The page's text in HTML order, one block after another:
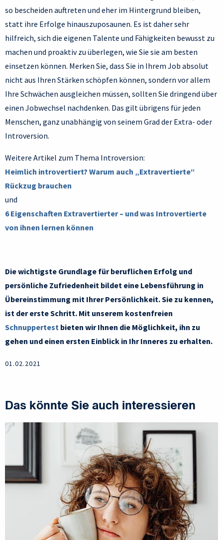
so bescheiden auftreten und eher im Hintergrund bleiben,
statt ihre Erfolge hinauszuposaunen. Es ist daher sehr
hilfreich, sich die eigenen Talente und Fähigkeiten bewusst zu
machen und proaktiv zu überlegen, wie Sie sie am besten
einsetzen können. Merken Sie, dass Sie in Ihrem Job absolut
nicht aus Ihren Stärken schöpfen können, sondern vor allem
Ihre Schwächen ausgleichen müssen, sollten Sie dringend über
einen Jobwechsel nachdenken. Das gilt übrigens für jeden
Menschen, ganz unabhängig von seinem Grad der Extra- oder
Introversion.
Weitere Artikel zum Thema Introversion:
Heimlich introvertiert? Warum auch „Extravertierte“
Rückzug brauchen
und
6 Eigenschaften Extravertierter – und was Introvertierte
von ihnen lernen können
Die wichtigste Grundlage für beruflichen Erfolg und
persönliche Zufriedenheit bildet eine Lebensführung in
Übereinstimmung mit Ihrer Persönlichkeit. Sie zu kennen,
ist der erste Schritt. Mit unserem kostenfreien
Schnuppertest bieten wir Ihnen die Möglichkeit, ihn zu
gehen und einen ersten Einblick in Ihr Inneres zu erhalten.
01.02.2021
Das könnte Sie auch interessieren